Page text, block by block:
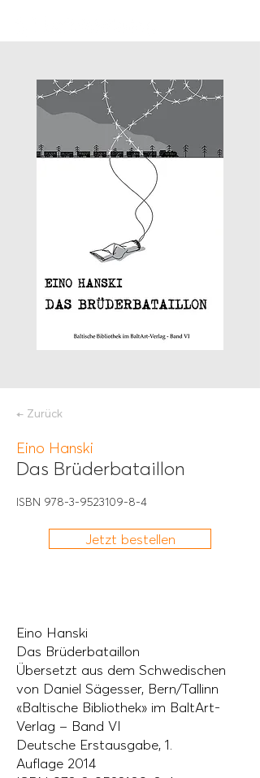
← Zurück
Eino Hanski
Das Brüderbataillon
ISBN 978-3-9523109-8-4
Jetzt bestellen
Eino Hanski
Das Brüderbataillon
Übersetzt aus dem Schwedischen
von Daniel Sägesser, Bern/Tallinn
«Baltische Bibliothek» im BaltArt-
Verlag – Band VI
Deutsche Erstausgabe, 1.
Auflage 2014